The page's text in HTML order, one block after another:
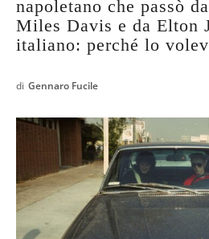
QUESTO È UN CONTENUTO
SE SEI GIÀ ABBONATO ACCEDI
PASSWORD!
napoletano che passò
Miles Davis e da Elton
italiano: perché lo
di Gennaro Fucile